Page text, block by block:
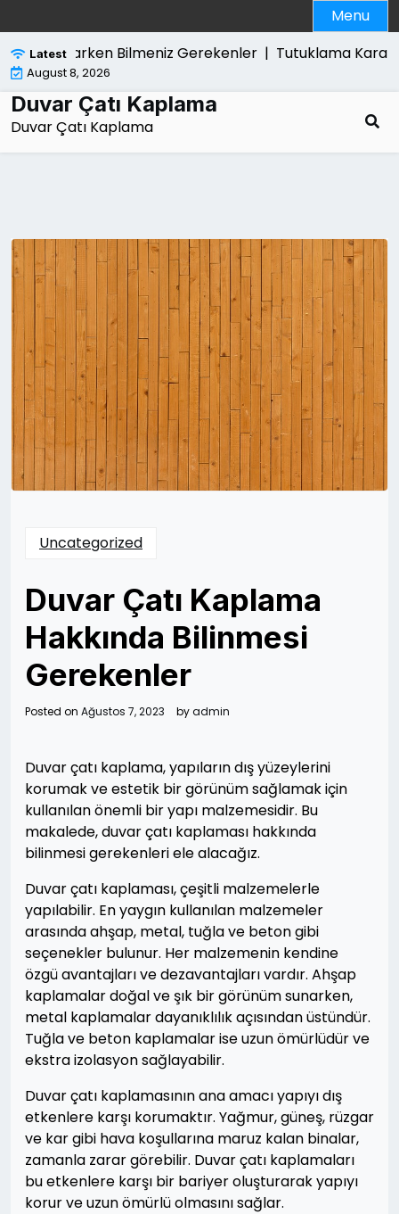
to
content
Menu
Latest
Satarken Bilmeniz Gerekenler |Tutuklama Karari Kim
August 8, 2026
Duvar Çatı Kaplama
Duvar Çatı Kaplama
Uncategorized
Duvar Çatı Kaplama
Hakkında Bilinmesi
Gerekenler
Posted on Ağustos 7, 2023 byadmin
Duvar çatı kaplama, yapıların dış yüzeylerini
korumak ve estetik bir görünüm sağlamak için
kullanılan önemli bir yapı malzemesidir. Bu
makalede, duvar çatı kaplaması hakkında
bilinmesi gerekenleri ele alacağız.
Duvar çatı kaplaması, çeşitli malzemelerle
yapılabilir. En yaygın kullanılan malzemeler
arasında ahşap, metal, tuğla ve beton gibi
seçenekler bulunur. Her malzemenin kendine
özgü avantajları ve dezavantajları vardır. Ahşap
kaplamalar doğal ve şık bir görünüm sunarken,
metal kaplamalar dayanıklılık açısından üstündür.
Tuğla ve beton kaplamalar ise uzun ömürlüdür ve
ekstra izolasyon sağlayabilir.
Duvar çatı kaplamasının ana amacı yapıyı dış
etkenlere karşı korumaktır. Yağmur, güneş, rüzgar
ve kar gibi hava koşullarına maruz kalan binalar,
zamanla zarar görebilir. Duvar çatı kaplamaları
bu etkenlere karşı bir bariyer oluşturarak yapıyı
korur ve uzun ömürlü olmasını sağlar.